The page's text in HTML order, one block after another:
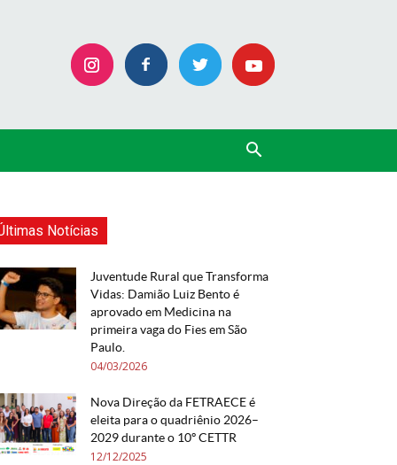
Notícias
Juventude Rural que Transforma
Vidas: Damião Luiz Bento é
aprovado em Medicina na
primeira vaga do Fies em São
Paulo.
04/03/2026
Nova Direção da FETRAECE é
eleita para o quadriênio 2026–
2029 durante o 10º CETTR
12/12/2025